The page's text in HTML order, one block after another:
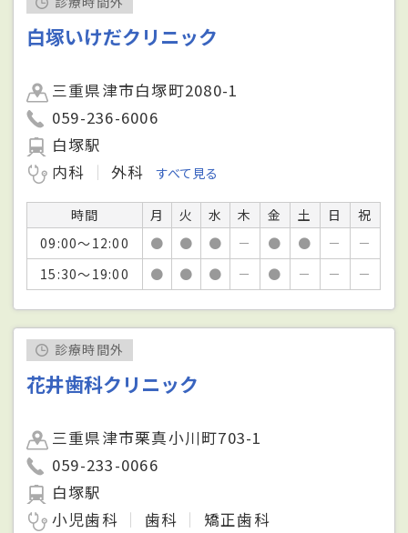
白塚いけだクリニック
三重県津市白塚町2080-1
059-236-6006
白塚駅
内科
外科 すべて見る
時間 月 火 水 木 金 土 日
祝
09:00～12:00
● ● ● － ● ● －
－
15:30～19:00
● ● ● － ● － － －
診療時間外
花井歯科クリニック
三重県津市栗真小川町703-1
059-233-0066
白塚駅
小児歯科
歯科 矯正歯科